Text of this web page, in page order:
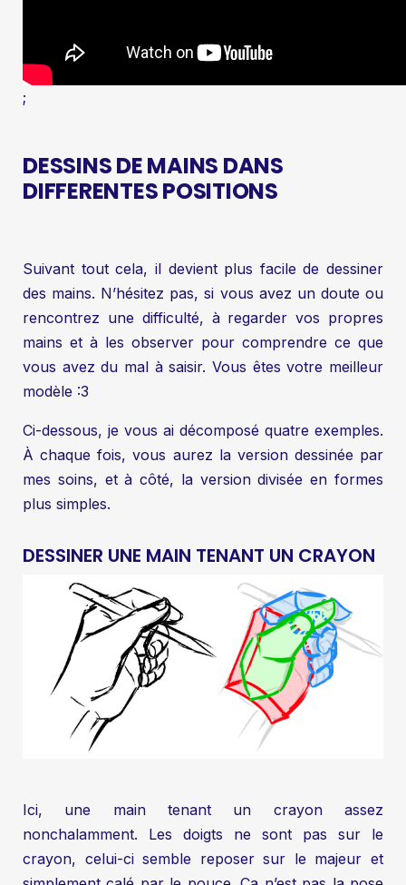
;
DESSINS DE MAINS DANS
DIFFERENTES POSITIONS
Suivant tout cela, il devient plus facile de dessiner
des mains. N’hésitez pas, si vous avez un doute ou
rencontrez une difficulté, à regarder vos propres
mains et à les observer pour comprendre ce que
vous avez du mal à saisir. Vous êtes votre meilleur
modèle :3
Ci-dessous, je vous ai décomposé quatre exemples.
À chaque fois, vous aurez la version dessinée par
mes soins, et à côté, la version divisée en formes
plus simples.
DESSINER UNE MAIN TENANT UN CRAYON
Ici, une main tenant un crayon assez
nonchalamment. Les doigts ne sont pas sur le
crayon, celui-ci semble reposer sur le majeur et